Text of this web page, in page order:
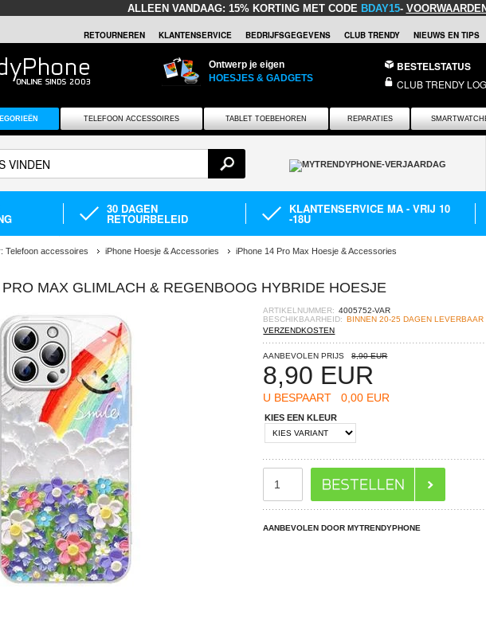
ALLEEN VANDAAG: 15% KORTING MET CODE BDAY15- VOORWAARDEN
RETOURNEREN KLANTENSERVICE BEDRIJFSGEGEVENS CLUB TRENDY NIEUWS EN TIPS
Ontwerp je eigen
HOESJES & GADGETS
BESTELSTATUS
CLUB TRENDY
TELEFOON ACCESSOIRES TABLET TOEBEHOREN REPARATIES
30 DAGEN
RETOURBELEID
KLANTENSERVICE MA - VRIJ 10
-18U
Telefoon accessoires iPhone Hoesje & Accessories iPhone 14 Pro Max Hoesje & Accessories
MAX GLIMLACH & REGENBOOG HYBRIDE HOESJE
ARTIKELNUMMER: 4005752-VAR
BESCHIKBAARHEID: BINNEN 20-25 DAGEN LEVERBAAR
VERZENDKOSTEN
AANBEVOLEN PRIJS 8,90 EUR
8,90 EUR
U BESPAART 0,00 EUR
KIES EEN KLEUR
AANBEVOLEN DOOR MYTRENDYPHONE